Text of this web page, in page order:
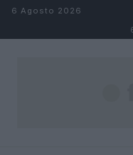
Salta al contenuto
6 Agosto 2026